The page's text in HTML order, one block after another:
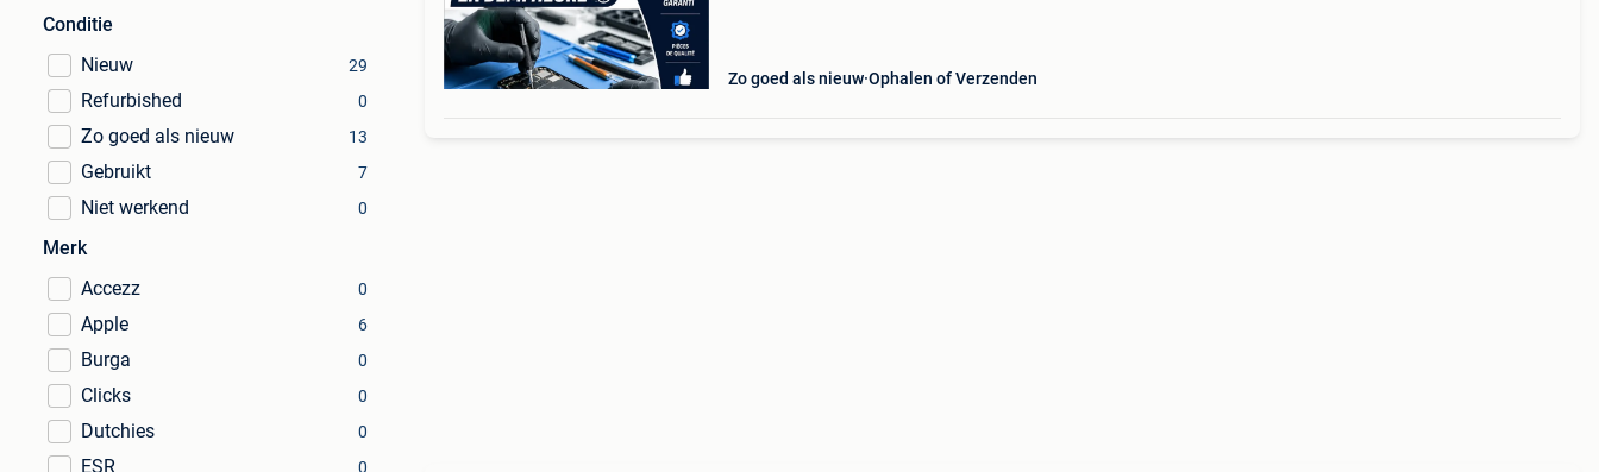
Conditie
Nieuw
29
Refurbished 0
Zo goed als nieuw 13
Gebruikt 7
Niet werkend 0
Merk
Accezz
0
Apple 6
Burga 0
Clicks 0
Dutchies 0
ESR 0
Zo goed als nieuw Ophalen of Verzenden